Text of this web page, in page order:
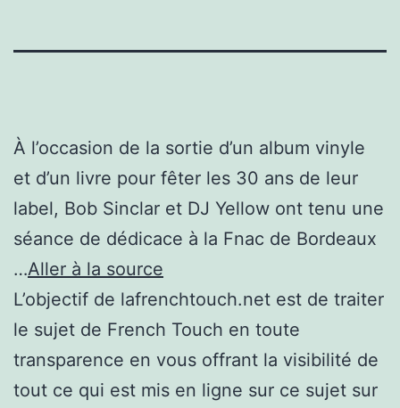
À l’occasion de la sortie d’un album vinyle
et d’un livre pour fêter les 30 ans de leur
label, Bob Sinclar et DJ Yellow ont tenu une
séance de dédicace à la Fnac de Bordeaux
…Aller à la source
L’objectif de lafrenchtouch.net est de traiter
le sujet de French Touch en toute
transparence en vous offrant la visibilité de
tout ce qui est mis en ligne sur ce sujet sur